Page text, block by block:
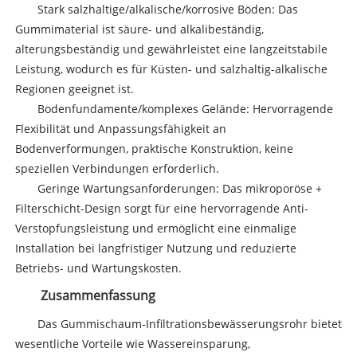
Stark salzhaltige/alkalische/korrosive Böden: Das
Gummimaterial ist säure- und alkalibeständig,
alterungsbeständig und gewährleistet eine langzeitstabile
Leistung, wodurch es für Küsten- und salzhaltig-alkalische
Regionen geeignet ist.
Bodenfundamente/komplexes Gelände: Hervorragende
Flexibilität und Anpassungsfähigkeit an
Bodenverformungen, praktische Konstruktion, keine
speziellen Verbindungen erforderlich.
Geringe Wartungsanforderungen: Das mikroporöse +
Filterschicht-Design sorgt für eine hervorragende Anti-
Verstopfungsleistung und ermöglicht eine einmalige
Installation bei langfristiger Nutzung und reduzierte
Betriebs- und Wartungskosten.
Zusammenfassung
Das Gummischaum-Infiltrationsbewässerungsrohr bietet
wesentliche Vorteile wie Wassereinsparung,